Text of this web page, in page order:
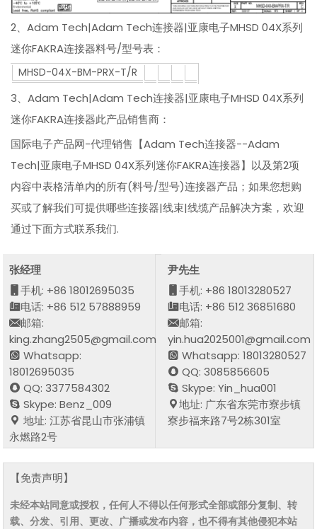
2、Adam Tech|Adam Tech连接器|亚康电子MHSD 04X系列
迷你FAKRA连接器料号/型号表：
MHSD-04X-BM-PRX-T/R
3、Adam Tech|Adam Tech连接器|亚康电子MHSD 04X系列
迷你FAKRA连接器此产品销售商：
国际电子产品网-代理销售【Adam Tech连接器--Adam
Tech|亚康电子MHSD 04X系列迷你FAKRA连接器】以及第2项
内容中表格清单内的所有(料号/型号)连接器产品；如果您想购
买或了解我们可提供哪些连接器|线束|线缆产品解决方案，欢迎
通过下面方式联系我们.
张经理
手机: +86 18012695035
电话: +86 512 57888959
邮箱:
king.zhang2505@gmail.com
Whatsapp:
18012695035
QQ: 3377584302
Skype: Benz_009
地址: 江苏省昆山市张浦镇
永燃路2号
尹先生
手机: +86 18013280527
电话: +86 512 36851680
邮箱:
yin.hua2025001@gmail.com
Whatsapp: 18013280527
QQ: 3085856605
Skype: Yin_hua001
地址: 广东省东莞市寮步镇
寮步福来路7号2栋301室
【免责声明】
未经本站同意或授权，任何人不得以任何形式全部或部分复制、转
载、分发、引用、更改、广播或发布内容，也不得有其他侵犯本站